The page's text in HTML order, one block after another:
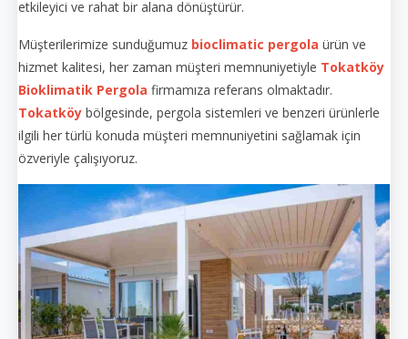
etkileyici ve rahat bir alana dönüştürür.
Müşterilerimize sunduğumuz bioclimatic pergola ürün ve
hizmet kalitesi, her zaman müşteri memnuniyetiyle Tokatköy
Bioklimatik Pergola firmamıza referans olmaktadır.
Tokatköy bölgesinde, pergola sistemleri ve benzeri ürünlerle
ilgili her türlü konuda müşteri memnuniyetini sağlamak için
özveriyle çalışıyoruz.